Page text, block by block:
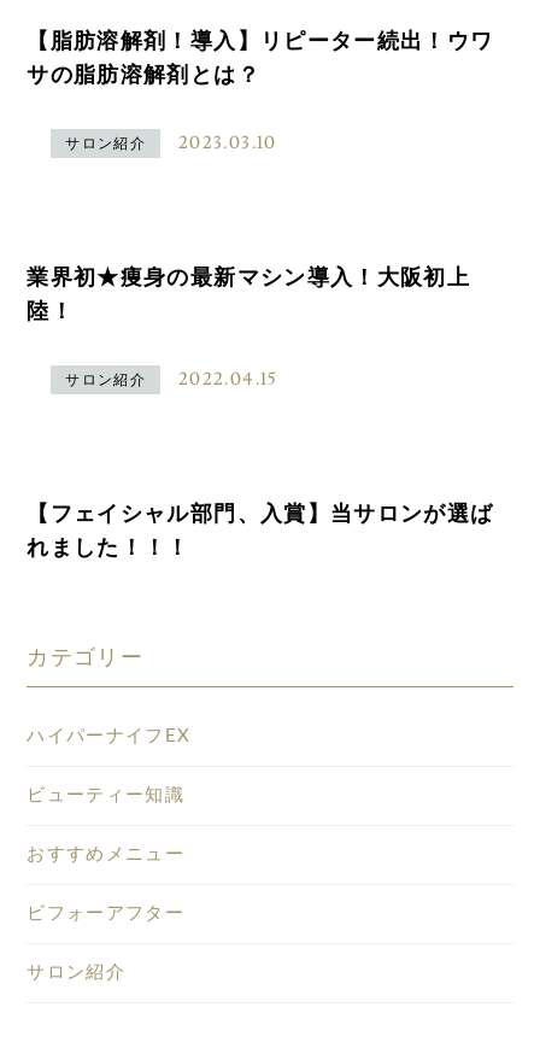
【脂肪溶解剤！導入】リピーター続出！ウワ
サの脂肪溶解剤とは？
サロン紹介 2023.03.10
業界初★痩身の最新マシン導入！大阪初上
陸！
サロン紹介 2022.04.15
【フェイシャル部門、入賞】当サロンが選ば
れました！！！
カテゴリー
ハイパーナイフEX
ビューティー知識
おすすめメニュー
ビフォーアフター
サロン紹介